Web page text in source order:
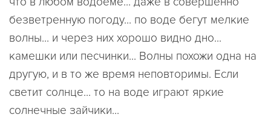
безветренную погоду... по воде бегут мелкие
волны... и через них хорошо видно дно...
камешки или песчинки... Волны похожи одна на
другую, и в то же время неповторимы. Если
светит солнце... то на воде играют яркие
солнечные зайчики...